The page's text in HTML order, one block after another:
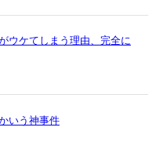
ウケてしまう理由、完全に
いう神事件